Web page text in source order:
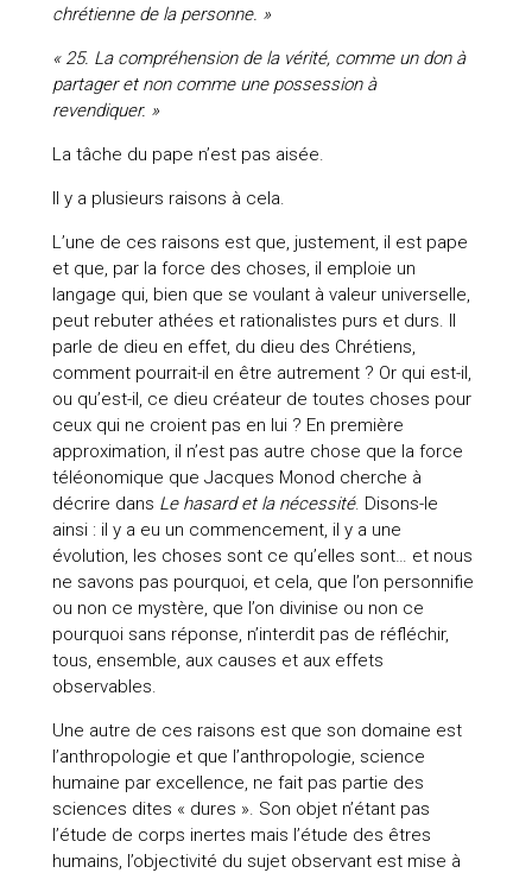
chrétienne de la personne. »
« 25. La compréhension de la vérité, comme un don à
partager et non comme une possession à
revendiquer. »
La tâche du pape n’est pas aisée.
Il y a plusieurs raisons à cela.
L’une de ces raisons est que, justement, il est pape
et que, par la force des choses, il emploie un
langage qui, bien que se voulant à valeur universelle,
peut rebuter athées et rationalistes purs et durs. Il
parle de dieu en effet, du dieu des Chrétiens,
comment pourrait-il en être autrement ? Or qui est-il,
ou qu’est-il, ce dieu créateur de toutes choses pour
ceux qui ne croient pas en lui ? En première
approximation, il n’est pas autre chose que la force
téléonomique que Jacques Monod cherche à
décrire dans Le hasard et la nécessité. Disons-le
ainsi : il y a eu un commencement, il y a une
évolution, les choses sont ce qu’elles sont… et nous
ne savons pas pourquoi, et cela, que l’on personnifie
ou non ce mystère, que l’on divinise ou non ce
pourquoi sans réponse, n’interdit pas de réfléchir,
tous, ensemble, aux causes et aux effets
observables.
Une autre de ces raisons est que son domaine est
l’anthropologie et que l’anthropologie, science
humaine par excellence, ne fait pas partie des
sciences dites « dures ». Son objet n’étant pas
l’étude de corps inertes mais l’étude des êtres
humains, l’objectivité du sujet observant est mise à